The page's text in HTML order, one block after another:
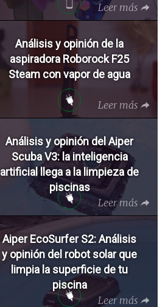
Leer más
Análisis y opinión de la
aspiradora Roborock F25
Steam con vapor de agua
Leer más
Análisis y opinión del Aiper
Scuba V3: la inteligencia
artificial llega a la limpieza de
piscinas
Leer más
Aiper EcoSurfer S2: Análisis
y opinión del robot solar que
limpia la superficie de tu
piscina
Leer más